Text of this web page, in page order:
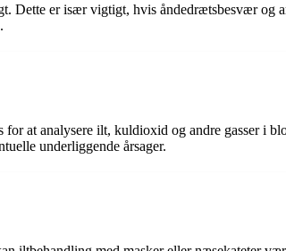
er især vigtigt, hvis åndedrætsbesvær og
at analysere ilt, kuldioxid og andre gasser i
underliggende årsager.